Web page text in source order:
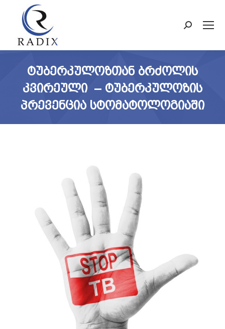
Search:
ᲢᲣᲑᲔᲠᲙᲣᲚᲝᲖᲗᲐᲜ ᲑᲠᲫᲝᲚᲘᲡ
ᲙᲕᲘᲠᲔᲣᲚᲘ – ᲢᲣᲑᲔᲠᲙᲣᲚᲝᲖᲘᲡ
ᲞᲠᲔᲕᲔᲜᲪᲘᲐ ᲡᲢᲝᲛᲐᲢᲝᲚᲝᲒᲘᲐᲨᲘ